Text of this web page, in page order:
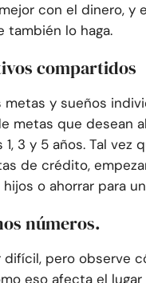
con el dinero, y
también lo haga.
compartidos
metas y sueños
metas que desean
3 y 5 años. Tal vez
de crédito,
o ahorrar para
números.
pero observe
eso afecta el